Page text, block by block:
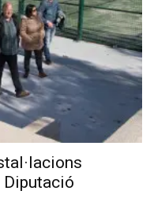
Diputació